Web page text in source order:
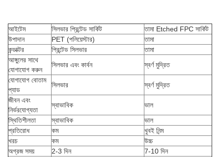
আইটেম সিলভার প্রিন্টেড সার্কিট
তামা Etched FPC সার্কিট
উপাদান
PET (পলিয়েস্টার)
তামা
কন্ডাক্টর
প্রিন্টেড সিলভার
তামা
আঙ্গুলের সাথে
যোগাযোগ করুন
সিলভার এবং কার্বন
স্বর্ণ মুদ্রিত
যোগাযোগ বোতাম
প্যাড
সিলভার
স্বর্ণ মুদ্রিত
জীবন এবং
নির্ভরযোগ্যতা
স্বাভাবিক
ভাল
স্থিতিশীলতা
স্বাভাবিক
ভাল
প্রতিরোধ
কম
খুবই নিন্ম
খরচ
কম
উচ্চ
অগ্রজ সময়
2-3 দিন 7-10 দিন